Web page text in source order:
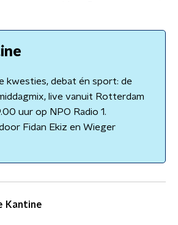
kwesties, debat én sport: de
live vanuit Rotterdam
uur op NPO Radio 1.
Fidan Ekiz en Wieger
Kantine